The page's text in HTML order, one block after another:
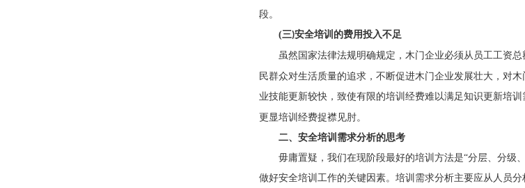
段。
(三)安全培训的费用投入不足
虽然国家法律法规明确规定，木门企业必须从员工工资总
民群众对生活质量的追求，不断促进木门企业发展壮大，对
业技能更新较快，致使有限的培训经费难以满足知识更新培训
更显培训经费捉襟见肘。
二、安全培训需求分析的思考
毋庸置疑，我们在现阶段最好的培训方法是“分层、分级
做好安全培训工作的关键因素。培训需求分析主要应从人员分